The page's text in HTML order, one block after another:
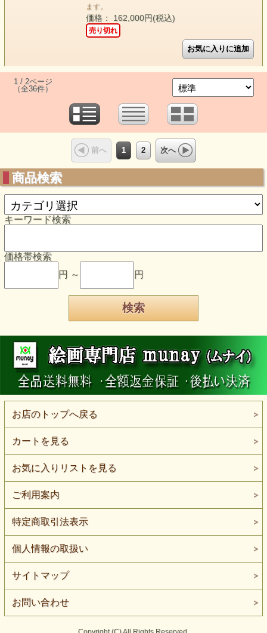
ます。
価格： 162,000円(税込)
売り切れ
1 / 2ページ
（全36件）
前へ 1 2 次へ
商品検索
キーワード検索
価格帯検索
円 ～
円
お店のトップへ戻る
カートを見る
お気に入りリストを見る
ご利用案内
特定商取引法表示
個人情報の取扱い
サイトマップ
お問い合わせ